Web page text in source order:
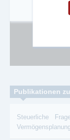
Publikationen
Steuerliche
Vermögensplanung